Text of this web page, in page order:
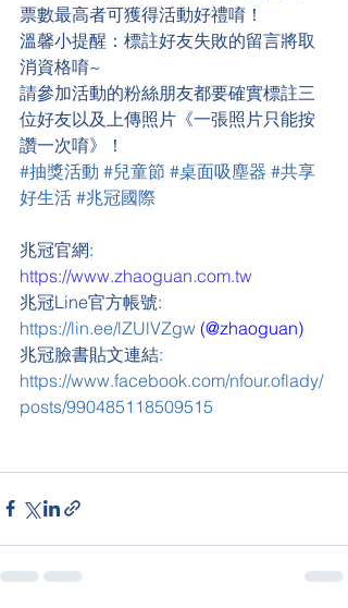
票數最高者可獲得活動好禮唷！
溫馨小提醒：標註好友失敗的留言將取
消資格唷~
請參加活動的粉絲朋友都要確實標註三
位好友以及上傳照片《一張照片只能按
讚一次唷》！
#抽獎活動 #兒童節 #桌面吸塵器 #共享
好生活 #兆冠國際
兆冠官網:
https://www.zhaoguan.com.tw
兆冠Line官方帳號:
https://lin.ee/lZUlVZgw (@zhaoguan)
兆冠臉書貼文連結:
https://www.facebook.com/nfour.oflady/
posts/990485118509515